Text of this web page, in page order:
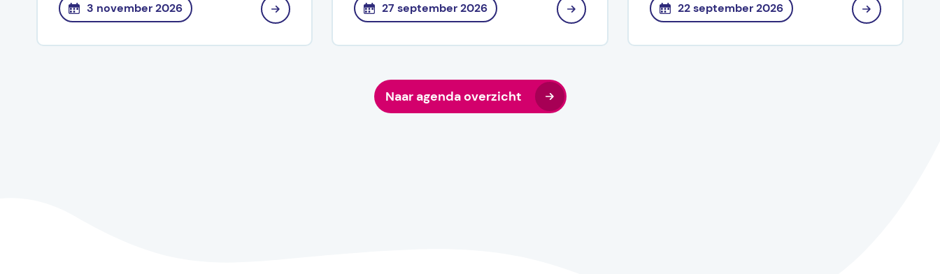
3 november 2026 27 september 2026 22 september 2026
Naar agenda overzicht